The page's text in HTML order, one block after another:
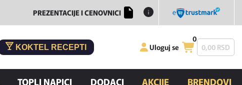
PREZENTACIJE I CENOVNICI
KOKTEL RECEPTI Uloguj se
0
0,00 RSD
TOPLI NAPICI DODACI AKCIJE BRENDOVI